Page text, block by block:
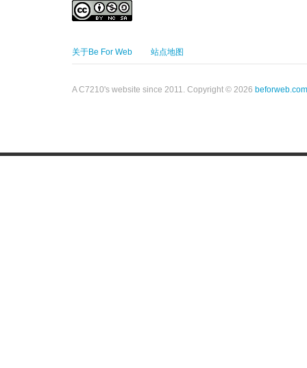
关于Be For Web 站点地图
A C7210's website since 2011. Copyright © 2026 beforweb.com